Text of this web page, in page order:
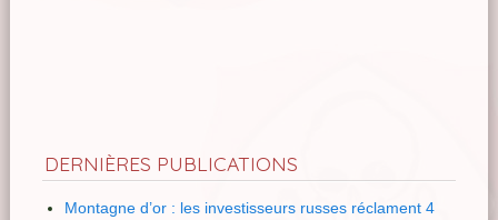
DERNIÈRES PUBLICATIONS
Montagne d’or : les investisseurs russes réclament 4